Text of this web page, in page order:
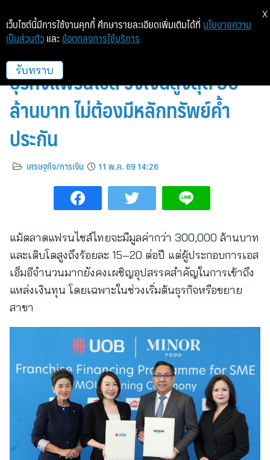
ยูโอบี จับมือ ไมเนอร์ ฟู้ด เปิดสินเชื่อ
ธุรกิจแฟรนไชส์ วงเงินสูงสุด 30
ล้านบาท ไม่ต้องมีหลักทรัพย์ค้ำ
ประกัน
เศรษฐกิจ/การเงิน 11 พ.ค. 69 14:26
แม้ตลาดแฟรนไชส์ไทยจะมีมูลค่ากว่า 300,000 ล้านบาท
และเติบโตสูงถึงร้อยละ 15–20 ต่อปี แต่ผู้ประกอบการเอส
เอ็มอีจำนวนมากยังคงเผชิญอุปสรรคสำคัญในการเข้าถึง
แหล่งเงินทุน โดยเฉพาะในช่วงเริ่มต้นธุรกิจหรือขยาย
สาขา
เว็บไซต์นี้มีการใช้งานคุกกี้ ศึกษารายละเอียดเพิ่มเติมได้ที่ นโยบายความ
เป็นส่วนตัว และ ข้อตกลงการใช้บริการ
รับทราบ
X